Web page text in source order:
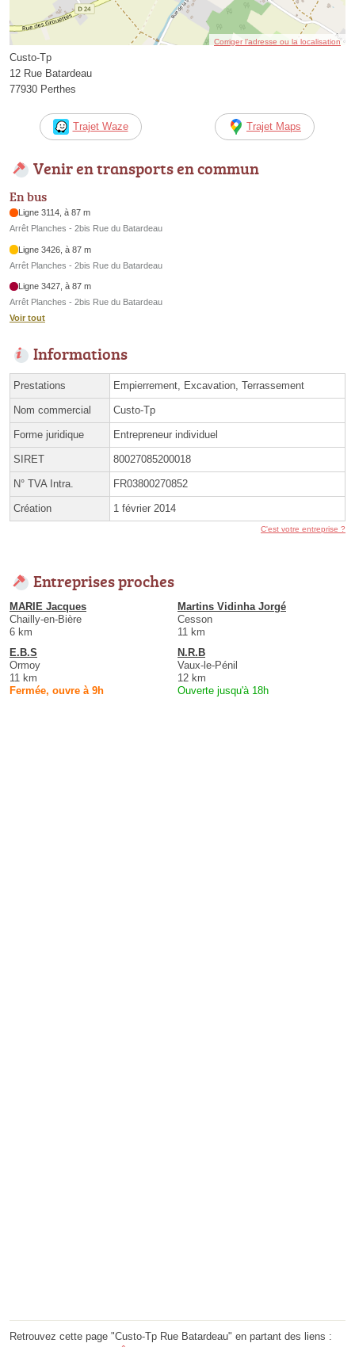
Corriger l’adresse ou la localisation
Custo-Tp
12 Rue Batardeau
77930 Perthes
Trajet Waze Trajet Maps
Venir en transports en commun
En bus
Ligne 3114, à 87 m
Arrêt Planches - 2bis Rue du Batardeau
Ligne 3426, à 87 m
Arrêt Planches - 2bis Rue du Batardeau
Ligne 3427, à 87 m
Arrêt Planches - 2bis Rue du Batardeau
Voir tout
Informations
Prestations Empierrement, Excavation, Terrassement
Nom commercial Custo-Tp
Forme juridique Entrepreneur individuel
SIRET 80027085200018
N° TVA Intra. FR03800270852
Création 1 février 2014
C'est votre entreprise ?
Entreprises proches
MARIE Jacques
Chailly-en-Bière
6 km
Martins Vidinha Jorgé
Cesson
11 km
E.B.S
Ormoy
11 km
Fermée, ouvre à 9h
N.R.B
Vaux-le-Pénil
12 km
Ouverte jusqu'à 18h
Retrouvez cette page "Custo-Tp Rue Batardeau" en partant des liens :